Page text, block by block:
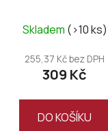
Skladem (>10 ks)
255,37 Kč bez DPH
309 Kč
DO KOŠÍKU